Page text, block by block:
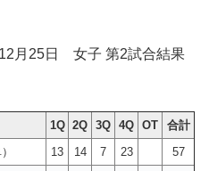
月25日 女子 第2試合結果
1Q 2Q 3Q 4Q OT
合計
13 14 7 23
57